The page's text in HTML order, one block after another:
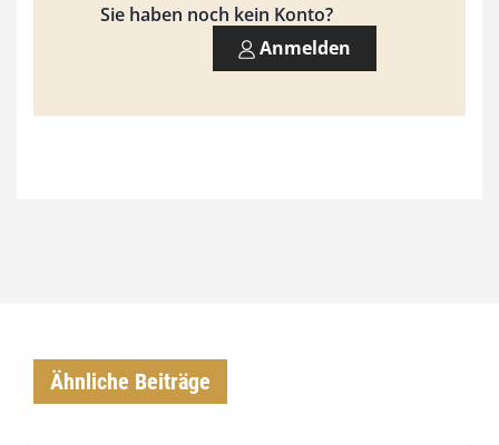
0
0
Sie haben noch kein Konto?
Anmelden
Ähnliche Beiträge